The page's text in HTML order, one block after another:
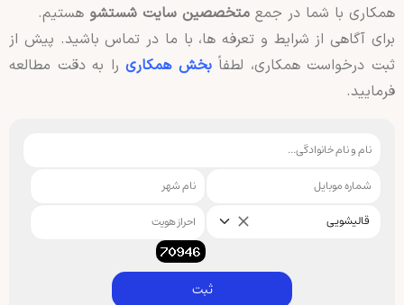
همکاری با شما در جمع متخصصین سایت شستشوهستیم.
برای آگاهی از شرایط و تعرفه ها، با ما در تماس باشید. پیش از
ثبت درخواست همکاری، لطفاً بخش همکاریرا به دقت مطالعه
فرمایید.
قالیشویی
ثبت